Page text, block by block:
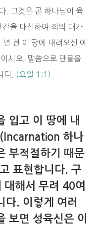
. 그것은 곧 하나님이 육
을 대신하여 죄의 대가
전 이 땅에 내려오신 예
시오, 말씀으로 만물을
다. (요일 1:1)
입고 이 땅에 내
하나
부적절하기 때문
표현합니다. 구
대해서 무려 40여
다. 이렇게 여러
보면 성육신은 이